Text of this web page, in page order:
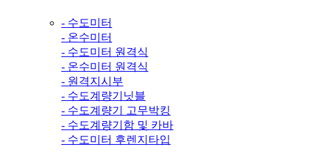
- 수도미터
- 온수미터
- 수도미터 원격식
- 온수미터 원격식
- 원격지시부
- 수도계량기닛블
- 수도계량기 고무박킹
- 수도계량기함 및 카바
- 수도미터 후렌지타입